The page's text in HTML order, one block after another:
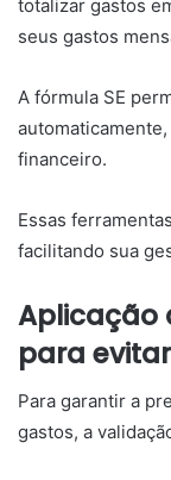
totalizar gastos
seus gastos
A fórmula SE
financeiro.
Essas
facilitando sua
Aplicação
para
Para garantir a
gastos, a